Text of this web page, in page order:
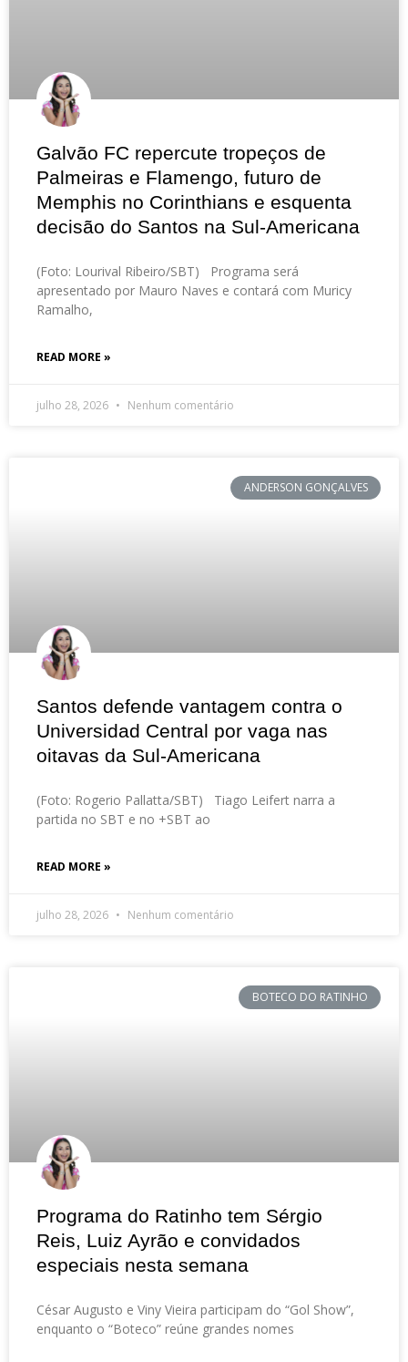
Galvão FC repercute tropeços de
Palmeiras e Flamengo, futuro de
Memphis no Corinthians e esquenta
decisão do Santos na Sul-Americana
(Foto: Lourival Ribeiro/SBT) Programa será
apresentado por Mauro Naves e contará com Muricy
Ramalho,
READ MORE »
julho 28, 2026 Nenhum comentário
ANDERSON GONÇALVES
Santos defende vantagem contra o
Universidad Central por vaga nas
oitavas da Sul-Americana
(Foto: Rogerio Pallatta/SBT) Tiago Leifert narra a
partida no SBT e no +SBT ao
READ MORE »
julho 28, 2026 Nenhum comentário
BOTECO DO RATINHO
Programa do Ratinho tem Sérgio
Reis, Luiz Ayrão e convidados
especiais nesta semana
César Augusto e Viny Vieira participam do “Gol Show”,
enquanto o “Boteco” reúne grandes nomes